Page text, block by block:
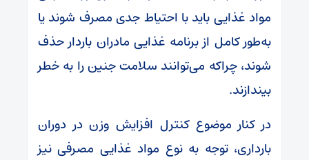
مواد غذایی باید با احتیاط جدی مصرف شوند یا
به‌طور کامل از برنامه غذایی مادران باردار حذف
شوند، چراکه می‌توانند سلامت جنین را به خطر
بیندازند.
در کنار موضوع کنترل افزایش وزن در دوران
بارداری، توجه به نوع مواد غذایی مصرفی نیز